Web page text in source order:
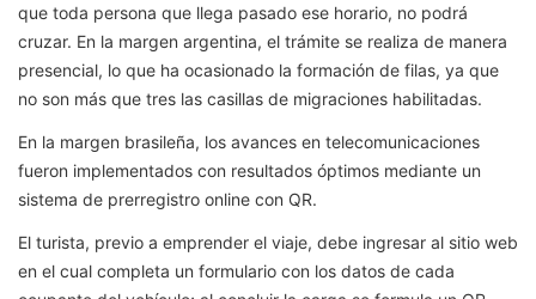
que toda persona que llega pasado ese horario, no podrá
cruzar. En la margen argentina, el trámite se realiza de manera
presencial, lo que ha ocasionado la formación de filas, ya que
no son más que tres las casillas de migraciones habilitadas.
En la margen brasileña, los avances en telecomunicaciones
fueron implementados con resultados óptimos mediante un
sistema de prerregistro online con QR.
El turista, previo a emprender el viaje, debe ingresar al sitio web
en el cual completa un formulario con los datos de cada